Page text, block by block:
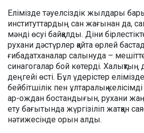
Елімізде тәуелсіздік жылдары
институттардың сан жағынан да,
мәнді өсуі байқалды. Діни
рухани дәстүрлер қайта өрлей
ғибадатханалар салынуда –
синагогалар бой көтерді.
деңгейі өсті. Бұл үдерістер
бейбітшілік пен ұлтаралық
ар-ождан бостандығын, рухани
ету бағытында жүргізіліп жатқан
нәтижесінде орын алды.